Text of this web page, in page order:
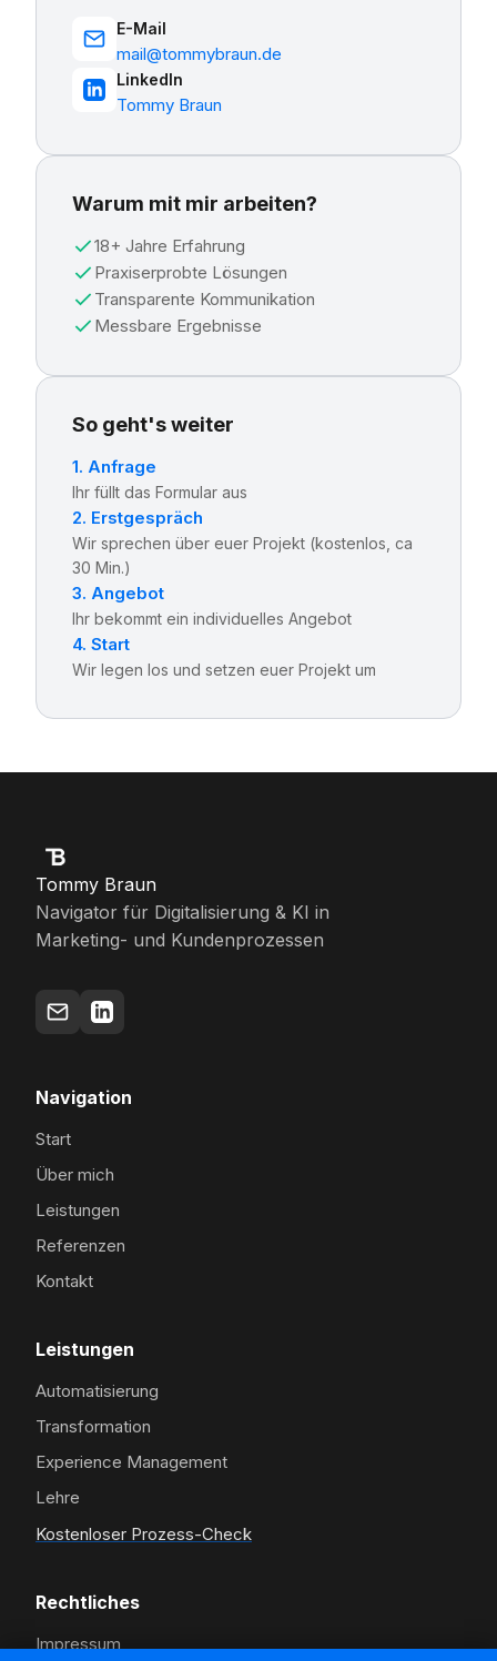
E-Mail
mail@tommybraun.de
LinkedIn
Tommy Braun
Warum mit mir arbeiten?
18+ Jahre Erfahrung
Praxiserprobte Lösungen
Transparente Kommunikation
Messbare Ergebnisse
So geht's weiter
1. Anfrage
Ihr füllt das Formular aus
2. Erstgespräch
Wir sprechen über euer Projekt (kostenlos, ca
30 Min.)
3. Angebot
Ihr bekommt ein individuelles Angebot
4. Start
Wir legen los und setzen euer Projekt um
Tommy Braun
Navigator für Digitalisierung & KI in
Marketing- und Kundenprozessen
Navigation
Start
Über mich
Leistungen
Referenzen
Kontakt
Leistungen
Automatisierung
Transformation
Experience Management
Lehre
Kostenloser Prozess-Check
Rechtliches
Impressum